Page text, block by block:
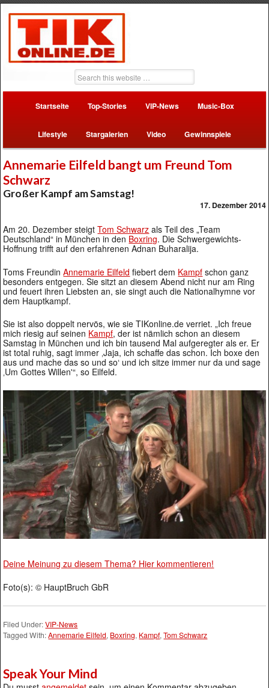
Startseite Top-Stories VIP-News Music-Box
Lifestyle Stargalerien Video Gewinnspiele
Annemarie Eilfeld bangt um Freund Tom
Schwarz
Großer Kampf am Samstag!
17. Dezember 2014
Am 20. Dezember steigtTom Schwarz als Teil des „Team
Deutschland“ in München in den Boxring. Die Schwergewichts-
Hoffnung trifft auf den erfahrenen Adnan Buharalija.
Toms FreundinAnnemarie Eilfeld fiebert dem Kampf schon ganz
besonders entgegen. Sie sitzt an diesem Abend nicht nur am Ring
und feuert ihren Liebsten an, sie singt auch die Nationalhymne vor
dem Hauptkampf.
Sie ist also doppelt nervös, wie sie TIKonline.de verriet. „Ich freue
mich riesig auf seinen Kampf, der ist nämlich schon an diesem
Samstag in München und ich bin tausend Mal aufgeregter als er. Er
ist total ruhig, sagt immer ‚Jaja, ich schaffe das schon. Ich boxe den
aus und mache das so und so‘ und ich sitze immer nur da und sage
‚Um Gottes Willen'“, so Eilfeld.
Deine Meinung zu diesem Thema? Hier kommentieren!
Foto(s): © HauptBruch GbR
Filed Under:VIP-News
Tagged With:Annemarie Eilfeld, Boxring, Kampf,Tom Schwarz
Speak Your Mind